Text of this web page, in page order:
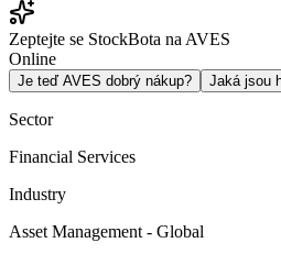
Zeptejte se StockBota na AVES
Online
Je teď AVES dobrý nákup? Jaká jsou
Sector
Financial Services
Industry
Asset Management - Global